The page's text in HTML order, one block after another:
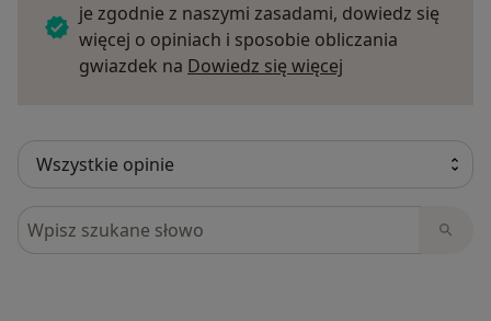
je zgodnie z naszymi zasadami, dowiedz się
więcej o opiniach i sposobie obliczania
gwiazdek na Dowiedz się więcej
Szukaj w opiniach